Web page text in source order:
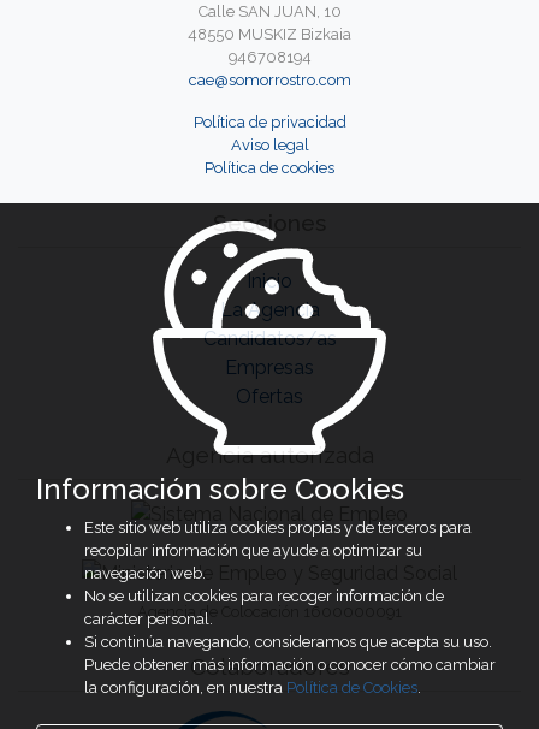
Calle SAN JUAN, 10
48550 MUSKIZ Bizkaia
946708194
cae@somorrostro.com
Política de privacidad
Aviso legal
Política de cookies
Secciones
Inicio
La Agencia
Candidatos/as
Empresas
Ofertas
Agencia autorizada
Agencia de Colocación 1600000091
Colaboradores
Información sobre Cookies
Este sitio web utiliza cookies propias y de terceros para
recopilar información que ayude a optimizar su
navegación web.
No se utilizan cookies para recoger información de
carácter personal.
Si continúa navegando, consideramos que acepta su uso.
Puede obtener más información o conocer cómo cambiar
la configuración, en nuestra Política de Cookies.